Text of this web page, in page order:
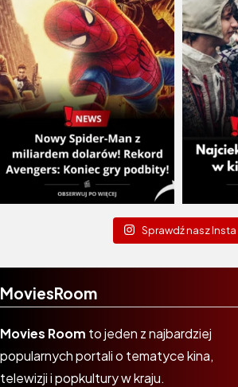
Sprawdź nasz Insta
MoviesRoom
Movies Room to jeden z najbardziej
popularnych portali o tematyce kina,
telewizji i popkultury w kraju.